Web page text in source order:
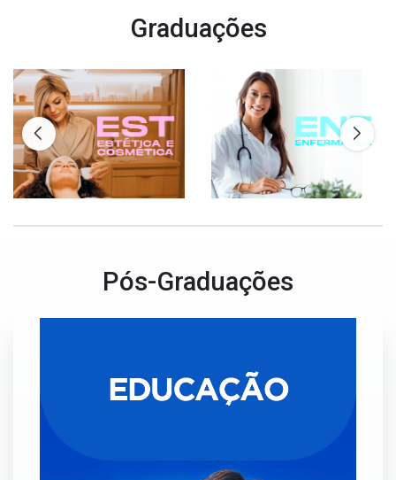
Graduações
Pós-Graduações